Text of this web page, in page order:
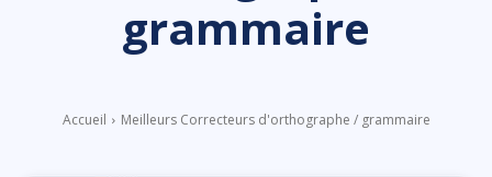
grammaire
Accueil Meilleurs Correcteurs d'orthographe / grammaire